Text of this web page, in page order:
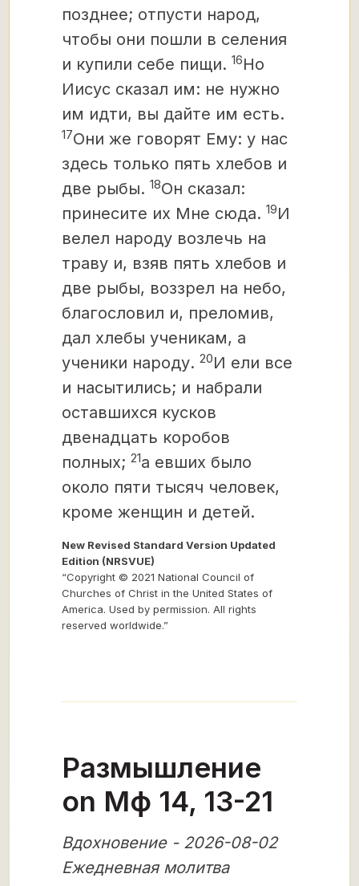
позднее; отпусти народ,
чтобы они пошли в селения
и купили себе пищи. 16Но
Иисус сказал им: не нужно
им идти, вы дайте им есть.
17Они же говорят Ему: у нас
здесь только пять хлебов и
две рыбы. 18Он сказал:
принесите их Мне сюда. 19И
велел народу возлечь на
траву и, взяв пять хлебов и
две рыбы, воззрел на небо,
благословил и, преломив,
дал хлебы ученикам, а
ученики народу. 20И ели все
и насытились; и набрали
оставшихся кусков
двенадцать коробов
полных; 21а евших было
около пяти тысяч человек,
кроме женщин и детей.
New Revised Standard Version Updated
Edition (NRSVUE)
“Copyright © 2021 National Council of
Churches of Christ in the United States of
America. Used by permission. All rights
reserved worldwide.”
Размышление
on Мф 14, 13-21
Вдохновение - 2026-08-02
Ежедневная молитва